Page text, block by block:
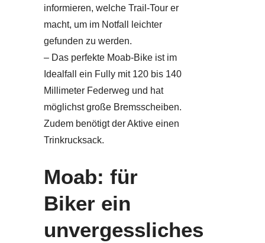
informieren, welche Trail-Tour er
macht, um im Notfall leichter
gefunden zu werden.
– Das perfekte Moab-Bike ist im
Idealfall ein Fully mit 120 bis 140
Millimeter Federweg und hat
möglichst große Bremsscheiben.
Zudem benötigt der Aktive einen
Trinkrucksack.
Moab: für
Biker ein
unvergessliches